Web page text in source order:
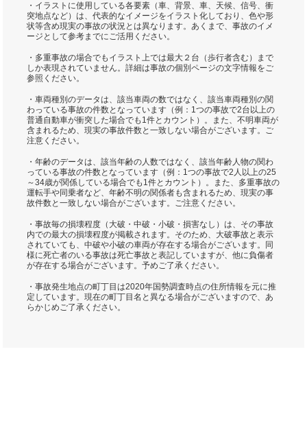
・イラストに使用している各要素（車、背景、車、天候、信号、衝
突地点など）は、代表的なイメージをイラスト化しており、色や形
状等含め現実の事故の状況とは異なります。あくまで、事故のイメ
ージとして参考までにご活用ください。
・多重事故の場合でもイラスト上では最大２台（歩行者含む）まで
しか表現されていません。詳細は事故の個別ページの文字情報をご
参照ください。
・車両種別のデータは、該当車両の数ではなく、該当車両種別の関
わっている事故の件数となっています（例：1つの事故で2台以上の
普通自動車が衝突した場合でも1件とカウント）。また、不明車両が
含まれるため、現実の事故件数と一致しない場合がございます。ご
注意ください。
・年齢のデータは、該当年齢の人数ではなく、該当年齢人物の関わ
っている事故の件数となっています（例：1つの事故で2人以上の25
～34歳が関係している場合でも1件とカウント）。また、多重事故の
運転手や同乗者など、年齢不明の関係者も含まれるため、現実の事
故件数と一致しない場合がございます。ご注意ください。
・事故毎の損壊程度（大破・中破・小破・損害なし）は、その事故
内での最大の損壊程度が掲載されます。そのため、大破事故と表示
されていても、中破や小破の車両が存在する場合がございます。同
様に死亡者のいる事故は死亡事故と表記していますが、他に負傷者
が存在する場合がございます。予めご了承ください。
・事故発生地点の町丁目は2020年国勢調査時点の住所情報を元に推
定しています。現在の町丁目名と異なる場合がございますので、あ
らかじめご了承ください。